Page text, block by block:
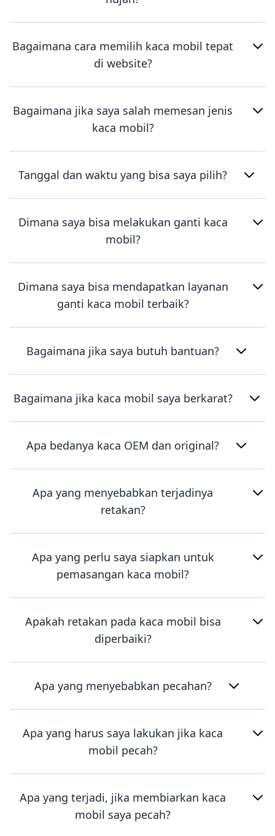
Bagaimana cara memilih kaca mobil tepat
di website?
Bagaimana jika saya salah memesan jenis
kaca mobil?
Tanggal dan waktu yang bisa saya pilih?
Dimana saya bisa melakukan ganti kaca
mobil?
Dimana saya bisa mendapatkan layanan
ganti kaca mobil terbaik?
Bagaimana jika saya butuh bantuan?
Bagaimana jika kaca mobil saya berkarat?
Apa bedanya kaca OEM dan original?
Apa yang menyebabkan terjadinya
retakan?
Apa yang perlu saya siapkan untuk
pemasangan kaca mobil?
Apakah retakan pada kaca mobil bisa
diperbaiki?
Apa yang menyebabkan pecahan?
Apa yang harus saya lakukan jika kaca
mobil pecah?
Apa yang terjadi, jika membiarkan kaca
mobil saya pecah?